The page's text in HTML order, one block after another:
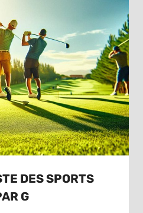
DES SPORTS
G